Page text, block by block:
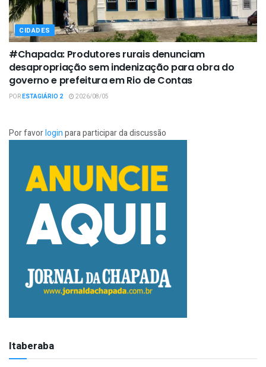
CIDADES
#Chapada: Produtores rurais denunciam
desapropriação sem indenização para obra do
governo e prefeitura em Rio de Contas
PORESTAGIÁRIO 2 2026/08/05
Por favorloginpara participar da discussão
Itaberaba